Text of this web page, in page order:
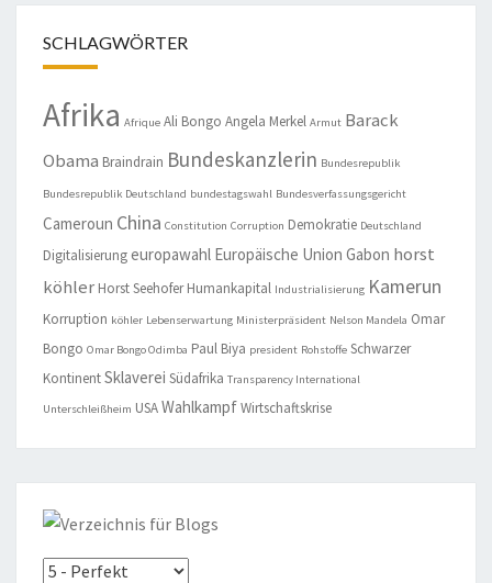
SCHLAGWÖRTER
Afrika Afrique Ali Bongo Angela Merkel Armut Barack
Obama Braindrain Bundeskanzlerin Bundesrepublik
Bundesrepublik Deutschland bundestagswahl Bundesverfassungsgericht
Cameroun China Constitution Corruption Demokratie Deutschland
Digitalisierungeuropawahl Europäische Union Gabon horst
köhler Horst Seehofer Humankapital Industrialisierung Kamerun
Korruption köhler Lebenserwartung Ministerpräsident Nelson Mandela Omar
Bongo Omar Bongo Odimba Paul Biya president Rohstoffe Schwarzer
KontinentSklaverei Südafrika Transparency International
Unterschleißheim USAWahlkampfWirtschaftskrise